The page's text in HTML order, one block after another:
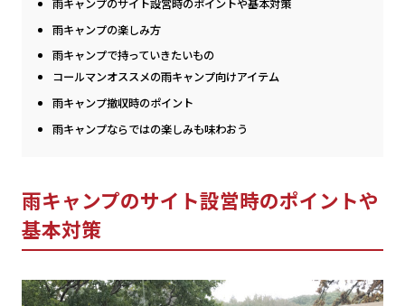
雨キャンプのサイト設営時のポイントや基本対策
雨キャンプの楽しみ方
雨キャンプで持っていきたいもの
コールマンオススメの雨キャンプ向けアイテム
雨キャンプ撤収時のポイント
雨キャンプならではの楽しみも味わおう
雨キャンプのサイト設営時のポイントや
基本対策